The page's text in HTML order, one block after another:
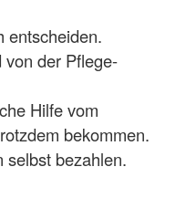
entscheiden.
von der Pflege-
Hilfe vom
bekommen.
selbst bezahlen.